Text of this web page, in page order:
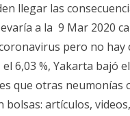
llegar las
a la 9 Mar 2020
pero no hay
6,03 %, Yakarta bajó
que otras neumonías
artículos,